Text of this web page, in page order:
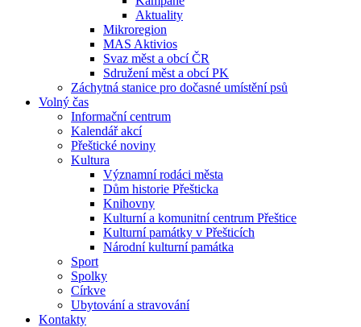
Aktuality
Mikroregion
MAS Aktivios
Svaz měst a obcí ČR
Sdružení měst a obcí PK
Záchytná stanice pro dočasné umístění psů
Volný čas
Informační centrum
Kalendář akcí
Přeštické noviny
Kultura
Významní rodáci města
Dům historie Přešticka
Knihovny
Kulturní a komunitní centrum Přeštice
Kulturní památky v Přešticích
Národní kulturní památka
Sport
Spolky
Církve
Ubytování a stravování
Kontakty